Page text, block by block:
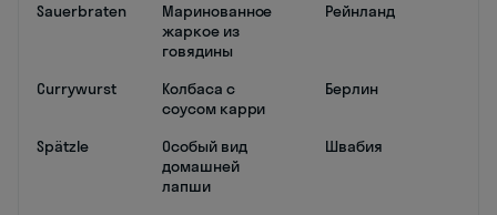
Sauerbraten
Маринованное
жаркое из
говядины
Рейнланд
Currywurst
Колбаса с
соусом карри
Берлин
Spätzle
Особый вид
домашней
лапши
Швабия